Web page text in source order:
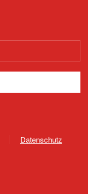
Datenschutz